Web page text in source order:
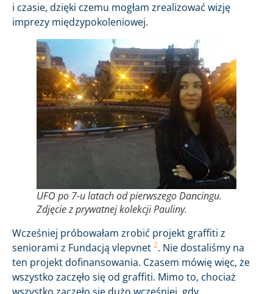
i czasie, dzięki czemu mogłam zrealizować wizję
imprezy międzypokoleniowej.
UFO po 7-u latach od pierwszego Dancingu.
Zdjęcie z prywatnej kolekcji Pauliny.
Wcześniej próbowałam zrobić projekt graffiti z
seniorami z Fundacją vlepvnet 2. Nie dostaliśmy na
ten projekt dofinansowania. Czasem mówię więc, że
wszystko zaczęło się od graffiti. Mimo to, chociaż